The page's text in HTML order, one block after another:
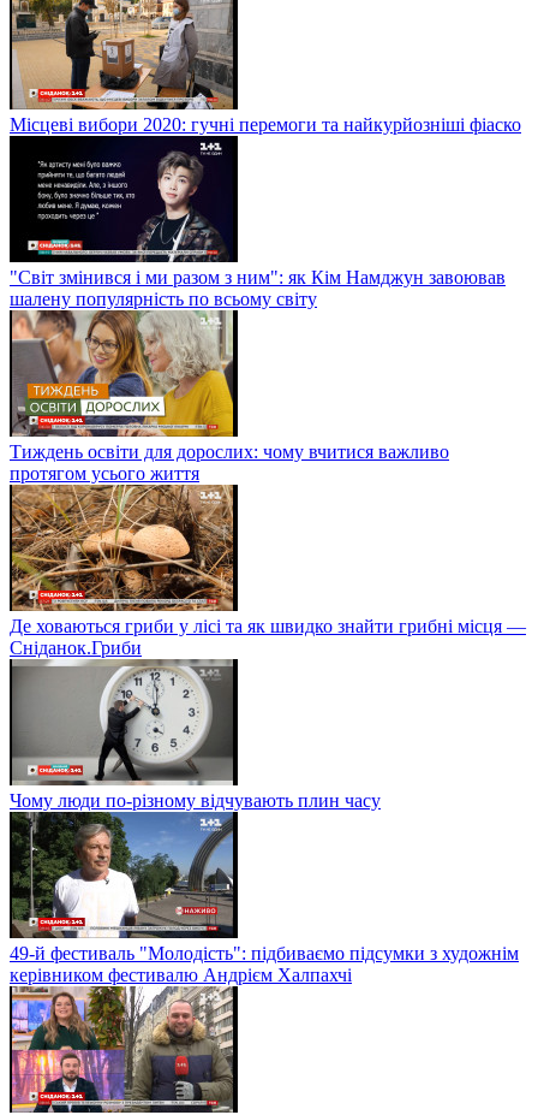
Місцеві вибори 2020: гучні перемоги та найкурйозніші фіаско
"Світ змінився і ми разом з ним": як Кім Намджун завоював
шалену популярність по всьому світу
Тиждень освіти для дорослих: чому вчитися важливо
протягом усього життя
Де ховаються гриби у лісі та як швидко знайти грибні місця —
Сніданок.Гриби
Чому люди по-різному відчувають плин часу
49-й фестиваль "Молодість": підбиваємо підсумки з художнім
керівником фестивалю Андрієм Халпахчі